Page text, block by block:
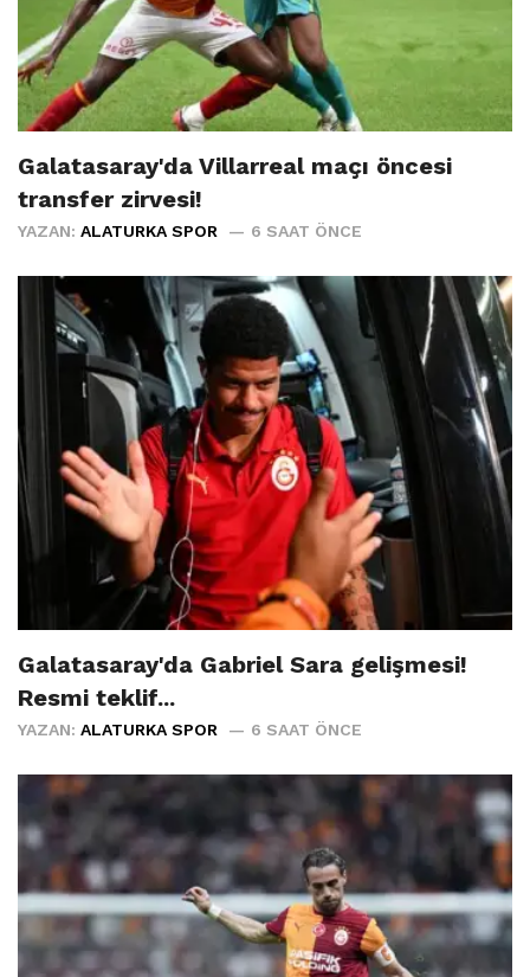
Galatasaray'da Villarreal maçı öncesi
transfer zirvesi!
YAZAN: ALATURKA SPOR 6 SAAT ÖNCE
Galatasaray'da Gabriel Sara gelişmesi!
Resmi teklif...
YAZAN: ALATURKA SPOR 6 SAAT ÖNCE